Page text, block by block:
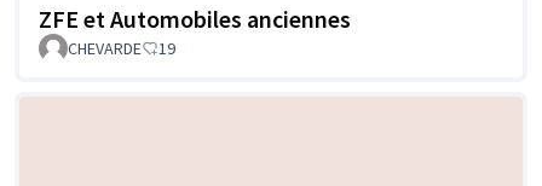
ZFE et Automobiles anciennes
CHEVARDE 19